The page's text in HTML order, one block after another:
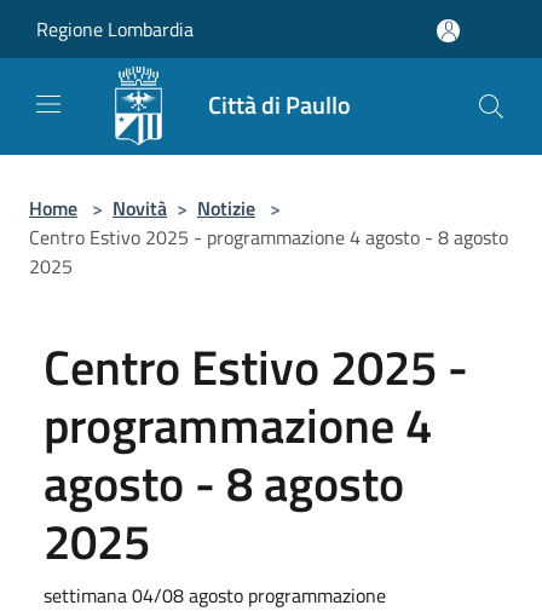
Regione Lombardia
Città di Paullo
Home > Novità > Notizie >
Centro Estivo 2025 - programmazione 4 agosto - 8 agosto
2025
Centro Estivo 2025 -
programmazione 4
agosto - 8 agosto
2025
settimana 04/08 agosto programmazione